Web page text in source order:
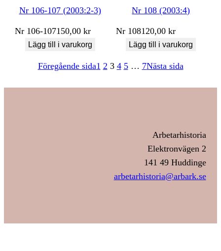
Nr 106-107 (2003:2-3)
Nr 106-107150,00kr
Lägg till i varukorg
Nr 108 (2003:4)
Nr 108120,00kr
Lägg till i varukorg
Föregående sida1 2 3 4 5 … 7Nästa sida
Arbetarhistoria
Elektronvägen 2
141 49 Huddinge
arbetarhistoria@arbark.se